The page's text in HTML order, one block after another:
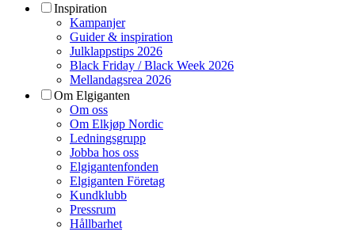
Inspiration
Kampanjer
Guider & inspiration
Julklappstips 2026
Black Friday / Black Week 2026
Mellandagsrea 2026
Om Elgiganten
Om oss
Om Elkjøp Nordic
Ledningsgrupp
Jobba hos oss
Elgigantenfonden
Elgiganten Företag
Kundklubb
Pressrum
Hållbarhet